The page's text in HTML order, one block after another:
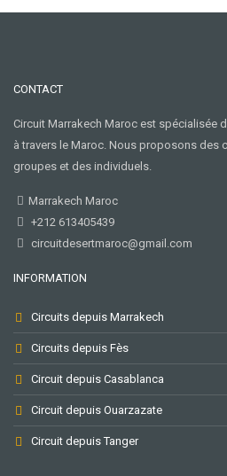
CONTACT
Circuit Marrakech Maroc est spécialisée
à travers le Maroc. Nous proposons des
groupes et des individuels.
Marrakech Maroc
+212 613405439
circuitdesertmaroc@gmail.com
INFORMATION
Circuits depuis Marrakech
Circuits depuis Fès
Circuit depuis Casablanca
Circuit depuis Ouarzazate
Circuit depuis Tanger
Pour
recevoir
meilleures
mensuelles
LA
NEWSLETTER
Votre e-